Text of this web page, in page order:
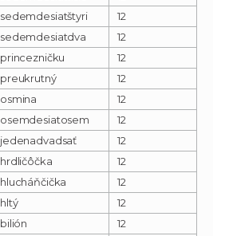
sedemdesiatštyri
12
sedemdesiatdva
12
princezničku
12
preukrutný
12
osmina
12
osemdesiatosem
12
jedenadvadsať
12
hrdličôčka
12
hlucháňčička
12
hltý
12
bilión
12